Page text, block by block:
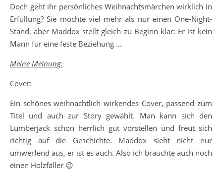
Doch geht ihr persönliches Weihnachtsmärchen wirklich in
Erfüllung? Sie möchte viel mehr als nur einen One-Night-
Stand, aber Maddox stellt gleich zu Beginn klar: Er ist kein
Mann für eine feste Beziehung …
Meine Meinung:
Cover:
Ein schönes weihnachtlich wirkendes Cover, passend zum
Titel und auch zur Story gewählt. Man kann sich den
Lumberjack schon herrlich gut vorstellen und freut sich
richtig auf die Geschichte. Maddox sieht nicht nur
umwerfend aus, er ist es auch. Also ich bräuchte auch noch
einen Holzfäller 😉